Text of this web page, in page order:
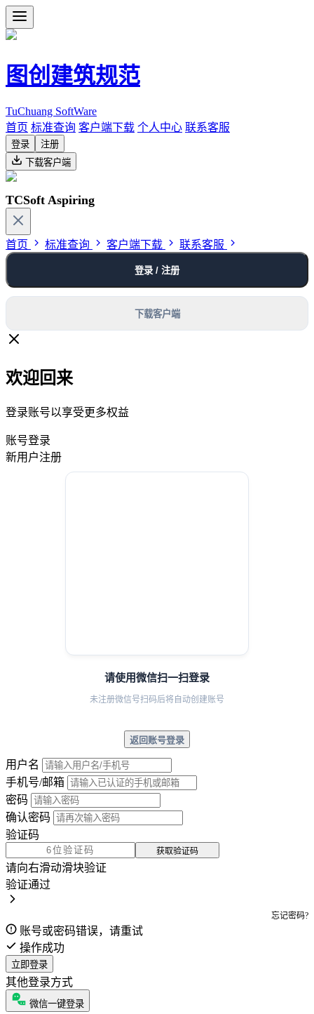
图创建筑规范
TuChuang SoftWare
首页 标准查询 客户端下载 个人中心 联系客服
登录
注册
下载客户端
TCSoft Aspiring
首页 标准查询 客户端下载 联系客服
登录 / 注册
下载客户端
欢迎回来
登录账号以享受更多权益
账号登录
新用户注册
请使用微信扫一扫登录
未注册微信号扫码后将自动创建账号
返回账号登录
用户名
手机号/邮箱
密码
确认密码
验证码
获取验证码
请向右滑动滑块验证
验证通过
忘记密码?
账号或密码错误，请重试
操作成功
立即登录
其他登录方式
微信一键登录